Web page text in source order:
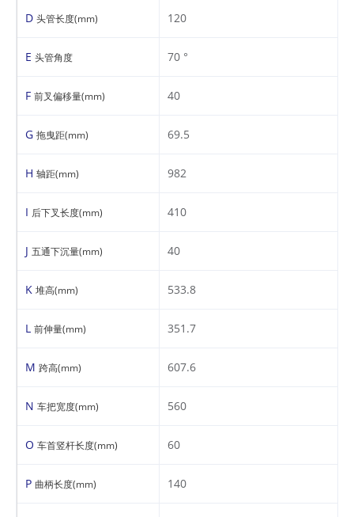
D 头管长度(mm) 120
E 头管角度 70 °
F 前叉偏移量(mm) 40
G 拖曳距(mm) 69.5
H 轴距(mm) 982
I 后下叉长度(mm) 410
J 五通下沉量(mm) 40
K 堆高(mm) 533.8
L 前伸量(mm) 351.7
M 跨高(mm) 607.6
N 车把宽度(mm) 560
O 车首竖杆长度(mm) 60
P 曲柄长度(mm) 140